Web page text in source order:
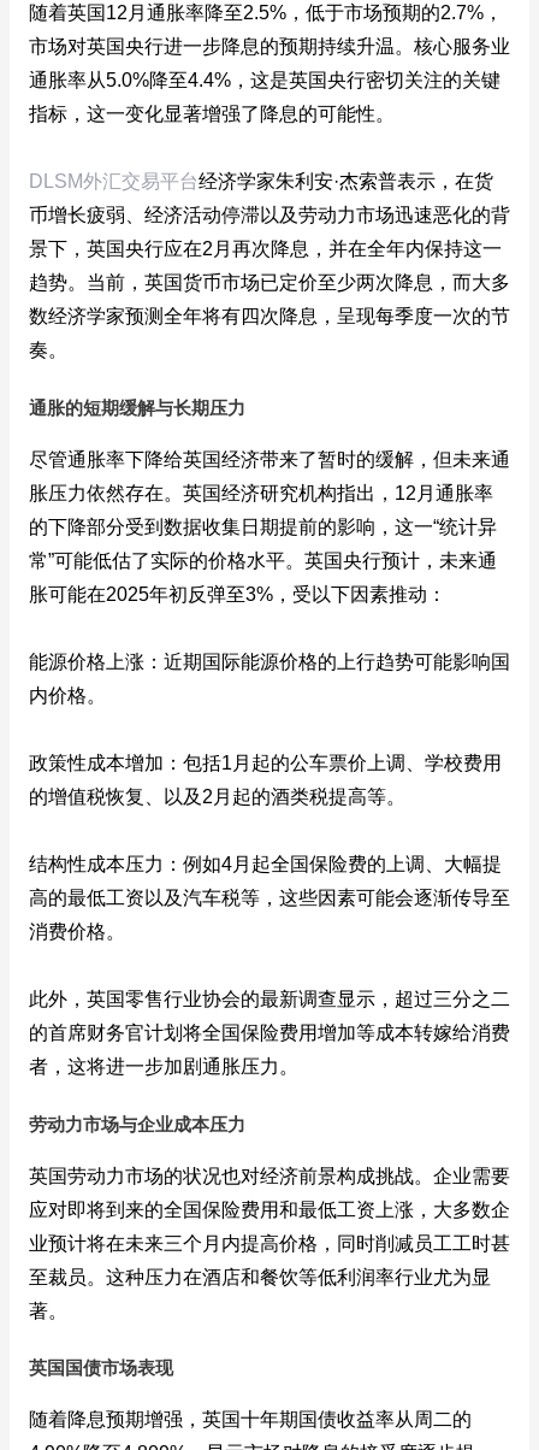
随着英国12月通胀率降至2.5%，低于市场预期的2.7%，
市场对英国央行进一步降息的预期持续升温。核心服务业
通胀率从5.0%降至4.4%，这是英国央行密切关注的关键
指标，这一变化显著增强了降息的可能性。
DLSM外汇交易平台经济学家朱利安·杰索普表示，在货
币增长疲弱、经济活动停滞以及劳动力市场迅速恶化的背
景下，英国央行应在2月再次降息，并在全年内保持这一
趋势。当前，英国货币市场已定价至少两次降息，而大多
数经济学家预测全年将有四次降息，呈现每季度一次的节
奏。
通胀的短期缓解与长期压力
尽管通胀率下降给英国经济带来了暂时的缓解，但未来通
胀压力依然存在。英国经济研究机构指出，12月通胀率
的下降部分受到数据收集日期提前的影响，这一“统计异
常”可能低估了实际的价格水平。英国央行预计，未来通
胀可能在2025年初反弹至3%，受以下因素推动：
能源价格上涨：近期国际能源价格的上行趋势可能影响国
内价格。
政策性成本增加：包括1月起的公车票价上调、学校费用
的增值税恢复、以及2月起的酒类税提高等。
结构性成本压力：例如4月起全国保险费的上调、大幅提
高的最低工资以及汽车税等，这些因素可能会逐渐传导至
消费价格。
此外，英国零售行业协会的最新调查显示，超过三分之二
的首席财务官计划将全国保险费用增加等成本转嫁给消费
者，这将进一步加剧通胀压力。
劳动力市场与企业成本压力
英国劳动力市场的状况也对经济前景构成挑战。企业需要
应对即将到来的全国保险费用和最低工资上涨，大多数企
业预计将在未来三个月内提高价格，同时削减员工工时甚
至裁员。这种压力在酒店和餐饮等低利润率行业尤为显
著。
英国国债市场表现
随着降息预期增强，英国十年期国债收益率从周二的